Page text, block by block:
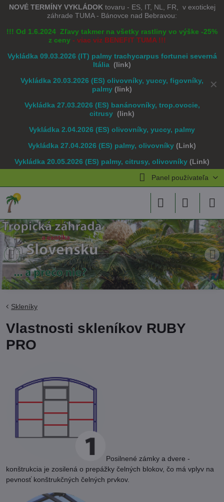
✕
NOVÉ TERMÍNY VYKLÁDOK tovaru - ES, IT, NL, FR, v exotickej
záhrade TUMA - Bánovce nad Bebravou:
!!! Od 1.6.2024 Zľavy takmer na všetky rastliny vo výške -25%
z ceny - viac viz BENEFIT TUMA !!!
Vykládka 09.03.2026 (IT) palmy trachycarpus fortunei severná
Itália (link)
Vykládka 20.03.2026 (ES) olivovníky, yuccy, figovníky,
palmy (link)
Vykládka 27.03.2026 (ES) banánovníky, trop.ovocie,
citrusy (link)
Vykládka 2.04.2026 (ES) olivovníky, yuccy, palmy
Vykládka 27.04.2026 (ES) palmy, olivovníky (Link)
Vykládka 20.05.2026 (ES) palmy, citrusy, olivovníky (Link)
Panel používateľa
Skleníky
Vlastnosti skleníkov RUBY
PRO
Posilnené zámky a dvere -
konštrukcia je zosilená o prepážky čelných blokov, čo má vplyv na
pevnosť konštrukčných čelných prvkov.